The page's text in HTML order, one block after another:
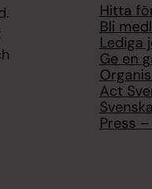
Hitta
Bli
Lediga
Ge en
Act
Press